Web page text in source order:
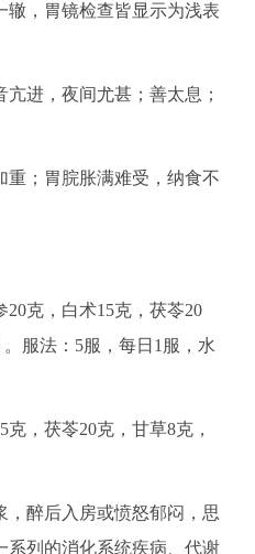
辙，胃镜检查皆显示为浅表
进，夜间尤甚；善太息；
；胃脘胀满难受，纳食不
克，白术15克，茯苓20
服法：5服，每日1服，水
，茯苓20克，甘草8克，
醉后入房或愤怒郁闷，思
列的消化系统疾病、代谢